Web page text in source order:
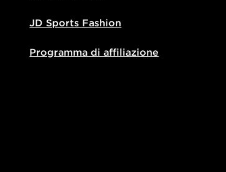
JD Sports Fashion
Programma di affiliazione